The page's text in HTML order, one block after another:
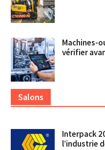
Machines-
vérifier
Salons
Interpack
l’industrie